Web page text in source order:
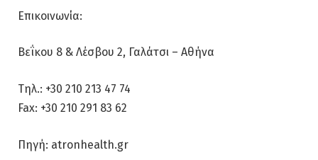
Επικοινωνία:
Βεΐκου 8 & Λέσβου 2, Γαλάτσι – Αθήνα
Τηλ.: +30 210 213 47 74
Fax: +30 210 291 83 62
Πηγή: atronhealth.gr